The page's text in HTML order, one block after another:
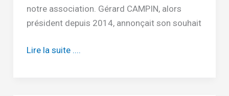
notre association. Gérard CAMPIN, alors
président depuis 2014, annonçait son souhait
L’Amicale
Lire la suite ....